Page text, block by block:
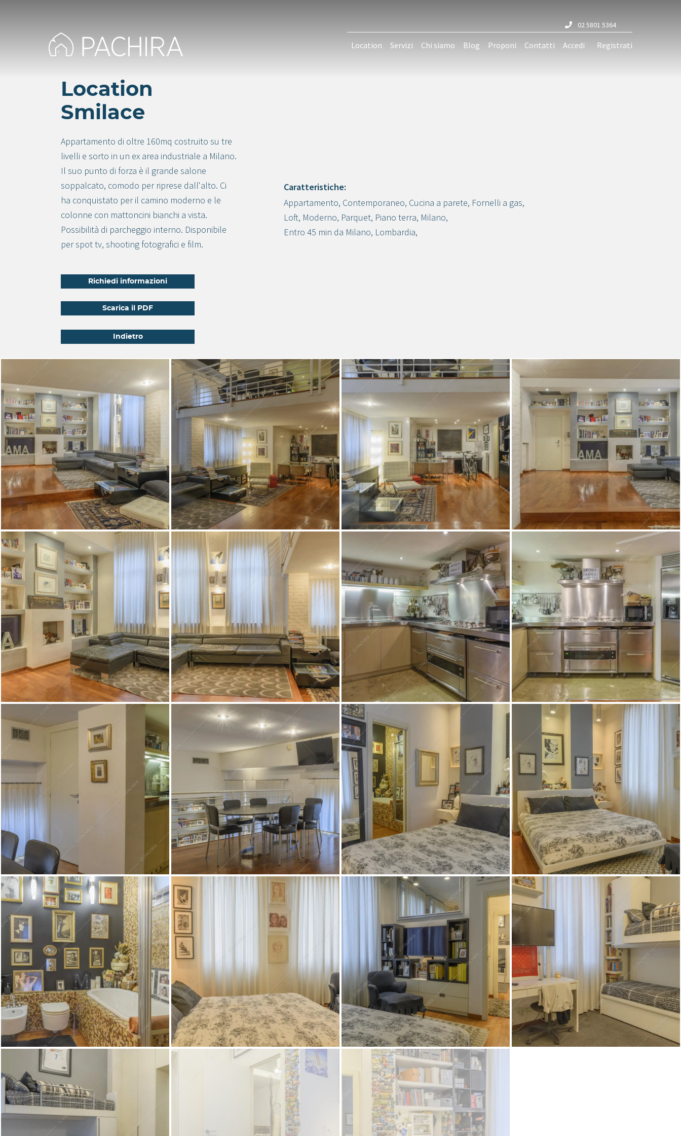
02 5801 5364
Location Servizi Chi siamo Blog Proponi Contatti Accedi Registrati
Location
Smilace
Appartamento di oltre 160mq costruito su tre
livelli e sorto in un ex area industriale a Milano.
Il suo punto di forza è il grande salone
soppalcato, comodo per riprese dall'alto. Ci
ha conquistato per il camino moderno e le
colonne con mattoncini bianchi a vista.
Possibilità di parcheggio interno. Disponibile
per spot tv, shooting fotografici e film.
Richiedi informazioni
Scarica il PDF
Indietro
Crea progetto
Caratteristiche:
Appartamento, Contemporaneo, Cucina a parete, Fornelli a gas,
Loft, Moderno, Parquet, Piano terra, Milano,
Entro 45 min da Milano, Lombardia,